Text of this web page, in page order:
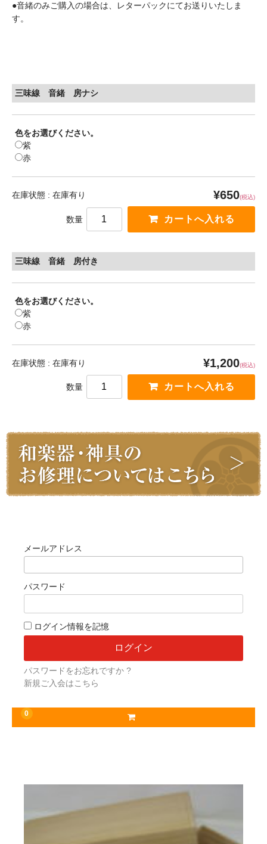
●音緒のみご購入の場合は、レターパックにてお送りいたしま
す。
三味線 音緒 房ナシ
色をお選びください。
紫
赤
在庫状態 : 在庫有り ¥650(税込)
数量
三味線 音緒 房付き
色をお選びください。
紫
赤
在庫状態 : 在庫有り ¥1,200(税込)
数量
メールアドレス
パスワード
ログイン情報を記憶
パスワードをお忘れですか ?
新規ご入会はこちら
0